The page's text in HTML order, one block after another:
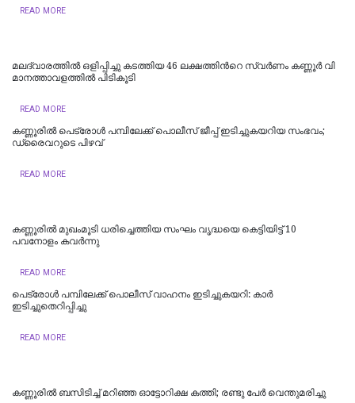
READ MORE
മലദ്വാരത്തിൽ ഒളിപ്പിച്ചു കടത്തിയ 46 ല​ക്ഷ​ത്തി​ന്‍റെ സ്വ​ർ​ണം ക​ണ്ണൂ​ർ വി​
മാ​ന​ത്താ​വ​ള​ത്തി​ൽ പി​ടി​കൂ​ടി
READ MORE
കണ്ണൂരിൽ പെട്രോൾ പമ്പിലേക്ക് പൊലീസ് ജീപ്പ് ഇടിച്ചുകയറിയ സംഭവം;
ഡ്രൈവറുടെ പിഴവ്
READ MORE
കണ്ണൂരിൽ മുഖംമൂടി ധരിച്ചെത്തിയ സംഘം വൃദ്ധയെ കെട്ടിയിട്ട് 10
പവനോളം കവർന്നു
READ MORE
പെട്രോള്‍ പമ്പിലേക്ക് പൊലീസ് വാഹനം ഇടിച്ചുകയറി: കാര്‍
ഇടിച്ചുതെറിപ്പിച്ചു
READ MORE
കണ്ണൂരില്‍ ബസിടിച്ച് മറിഞ്ഞ ഓട്ടോറിക്ഷ കത്തി; രണ്ടു പേര്‍ വെന്തുമരിച്ചു